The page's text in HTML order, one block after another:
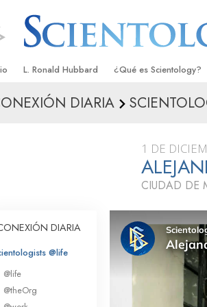
L. Ronald Hubbard ¿Qué es Scientology?
Creencias y Prácticas
Qué dicen los
Scientology
Dentro de una Iglesia
Los Principios
Una Introducción a
DIARIA
1 DE
CIUDAD DE
DIARIA
@life
@life
@theOrg